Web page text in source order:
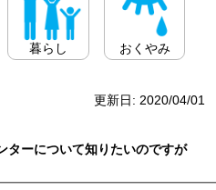
暮らし おくやみ
更新日: 2020/04/01
ーについて知りたいのですが